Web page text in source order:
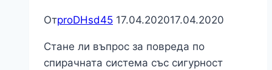
ОтproDHsd45 17.04.202017.04.2020
Стане ли въпрос за повреда по
спирачната система със сигурност